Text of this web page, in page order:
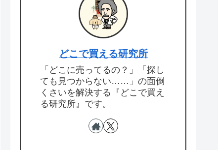
どこで買える研究所
「どこに売ってるの？」「探し
ても見つからない……」の面倒
くさいを解決する『どこで買え
る研究所』です。